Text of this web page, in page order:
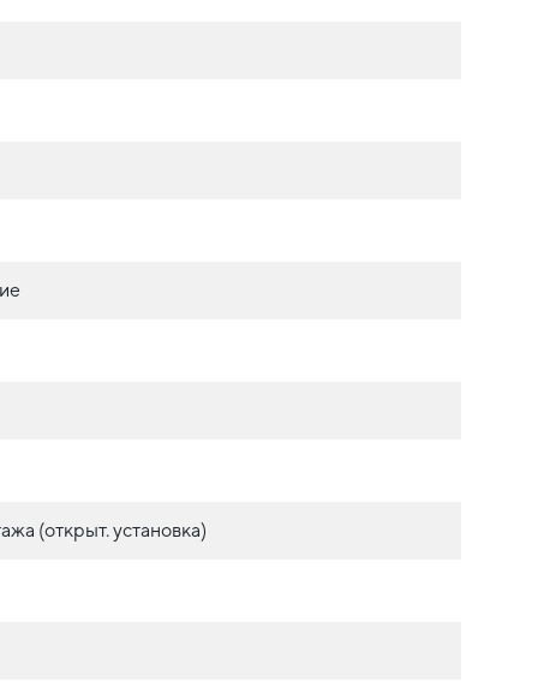
(открыт. установка)